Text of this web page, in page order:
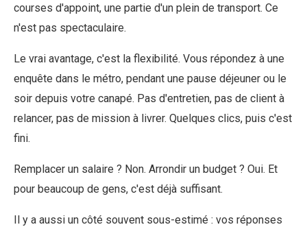
courses d'appoint, une partie d'un plein de transport. Ce
n'est pas spectaculaire.
Le vrai avantage, c'est la flexibilité. Vous répondez à une
enquête dans le métro, pendant une pause déjeuner ou le
soir depuis votre canapé. Pas d'entretien, pas de client à
relancer, pas de mission à livrer. Quelques clics, puis c'est
fini.
Remplacer un salaire ? Non. Arrondir un budget ? Oui. Et
pour beaucoup de gens, c'est déjà suffisant.
Il y a aussi un côté souvent sous-estimé : vos réponses